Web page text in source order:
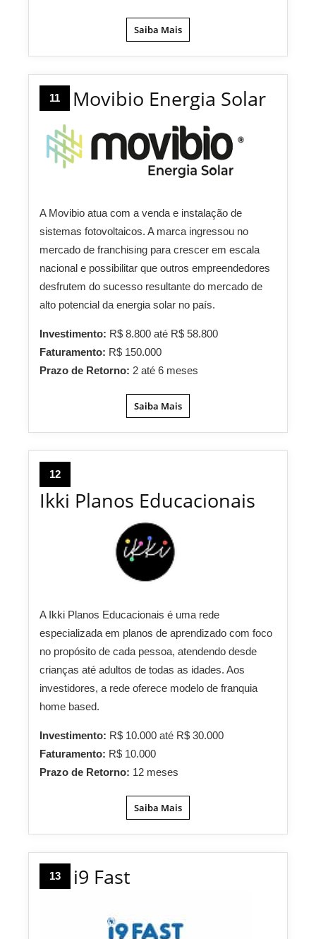
Saiba Mais
11 Movibio Energia Solar
A Movibio atua com a venda e instalação de
sistemas fotovoltaicos. A marca ingressou no
mercado de franchising para crescer em escala
nacional e possibilitar que outros empreendedores
desfrutem do sucesso resultante do mercado de
alto potencial da energia solar no país.
Investimento: R$ 8.800 até R$ 58.800
Faturamento: R$ 150.000
Prazo de Retorno: 2 até 6 meses
Saiba Mais
12
Ikki Planos Educacionais
A Ikki Planos Educacionais é uma rede
especializada em planos de aprendizado com foco
no propósito de cada pessoa, atendendo desde
crianças até adultos de todas as idades. Aos
investidores, a rede oferece modelo de franquia
home based.
Investimento: R$ 10.000 até R$ 30.000
Faturamento: R$ 10.000
Prazo de Retorno: 12 meses
Saiba Mais
13 i9 Fast